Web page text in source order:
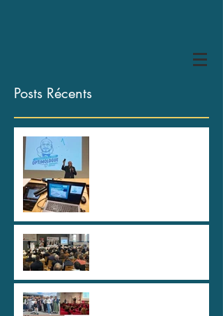
Posts Récents